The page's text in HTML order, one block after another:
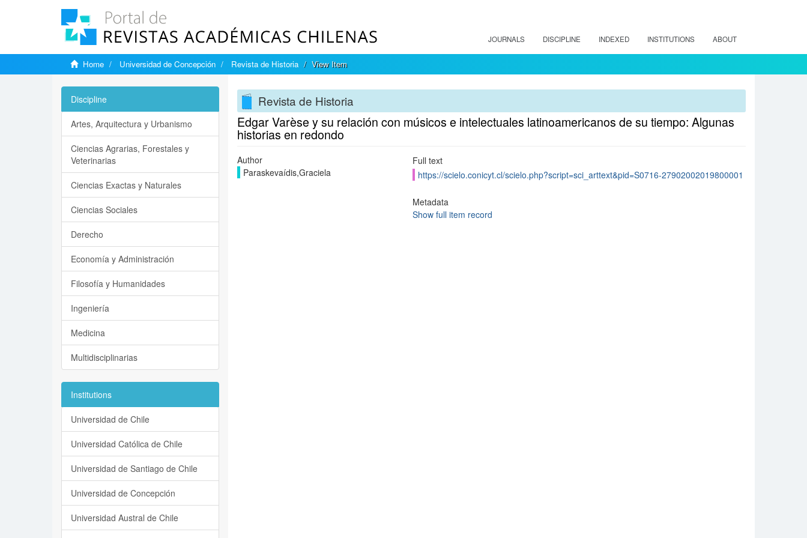
JOURNALS DISCIPLINE INDEXED INSTITUTIONS ABOUT
Home Universidad de Concepción Revista de Historia View Item
Revista de Historia
Edgar Varèse y su relación con músicos e intelectuales latinoamericanos de su tiempo: Algunas
historias en redondo
Author
Paraskevaídis,Graciela
Full text
https://scielo.conicyt.cl/scielo.php?script=sci_arttext&pid=S0716-27902002019800001
Metadata
Show full item record
Discipline
Artes, Arquitectura y Urbanismo
Ciencias Agrarias, Forestales y
Veterinarias
Ciencias Exactas y Naturales
Ciencias Sociales
Derecho
Economía y Administración
Filosofía y Humanidades
Ingeniería
Medicina
Multidisciplinarias
Institutions
Universidad de Chile
Universidad Católica de Chile
Universidad de Santiago de Chile
Universidad de Concepción
Universidad Austral de Chile